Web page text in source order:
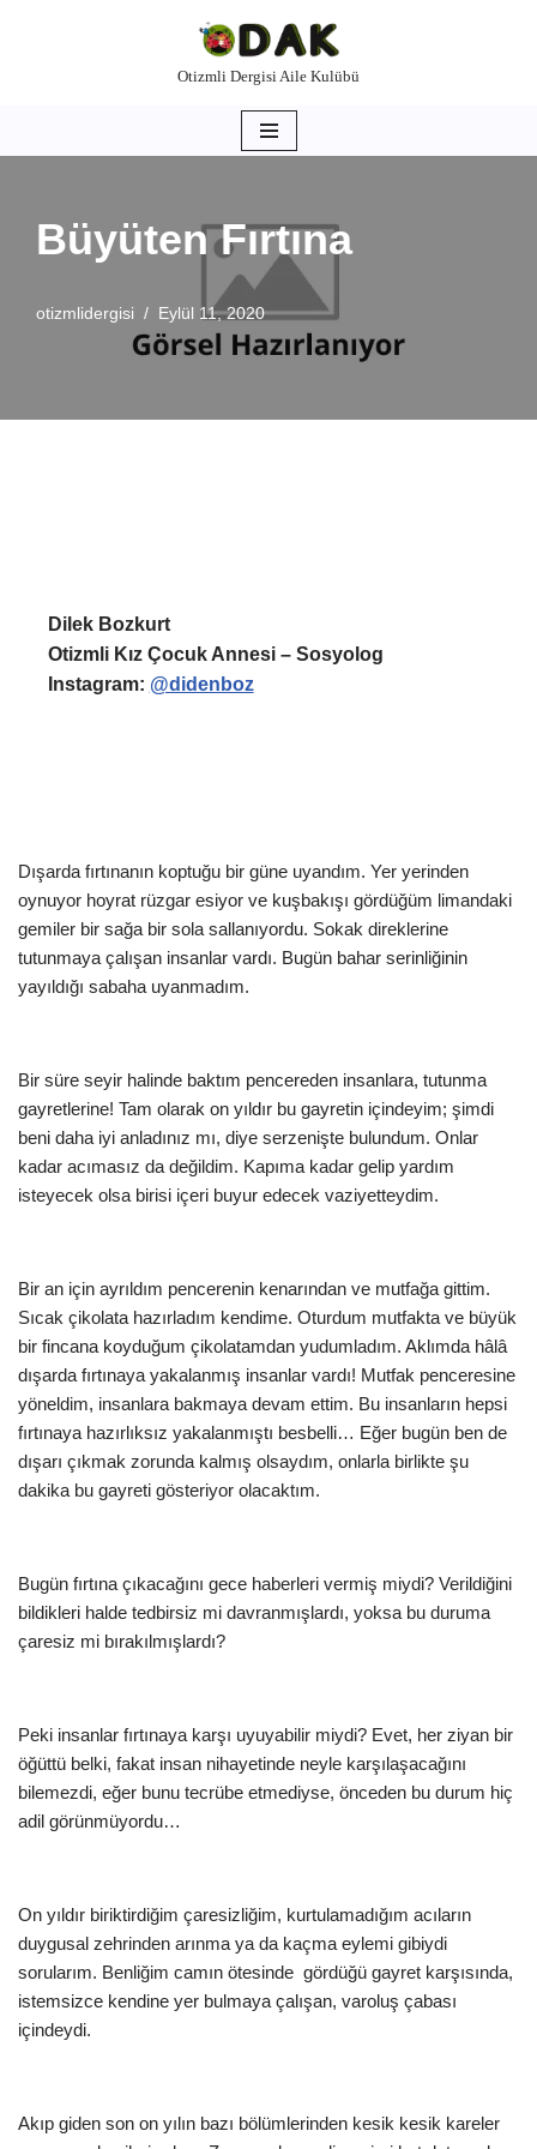
Otizmli Dergisi Aile Kulübü
Büyüten Fırtına
otizmlidergisi Eylül 11, 2020
Dilek Bozkurt
Otizmli Kız Çocuk Annesi – Sosyolog
Instagram: @didenboz
Dışarda fırtınanın koptuğu bir güne uyandım. Yer yerinden
oynuyor hoyrat rüzgar esiyor ve kuşbakışı gördüğüm limandaki
gemiler bir sağa bir sola sallanıyordu. Sokak direklerine
tutunmaya çalışan insanlar vardı. Bugün bahar serinliğinin
yayıldığı sabaha uyanmadım.
Bir süre seyir halinde baktım pencereden insanlara, tutunma
gayretlerine! Tam olarak on yıldır bu gayretin içindeyim; şimdi
beni daha iyi anladınız mı, diye serzenişte bulundum. Onlar
kadar acımasız da değildim. Kapıma kadar gelip yardım
isteyecek olsa birisi içeri buyur edecek vaziyetteydim.
Bir an için ayrıldım pencerenin kenarından ve mutfağa gittim.
Sıcak çikolata hazırladım kendime. Oturdum mutfakta ve büyük
bir fincana koyduğum çikolatamdan yudumladım. Aklımda hâlâ
dışarda fırtınaya yakalanmış insanlar vardı! Mutfak penceresine
yöneldim, insanlara bakmaya devam ettim. Bu insanların hepsi
fırtınaya hazırlıksız yakalanmıştı besbelli… Eğer bugün ben de
dışarı çıkmak zorunda kalmış olsaydım, onlarla birlikte şu
dakika bu gayreti gösteriyor olacaktım.
Bugün fırtına çıkacağını gece haberleri vermiş miydi? Verildiğini
bildikleri halde tedbirsiz mi davranmışlardı, yoksa bu duruma
çaresiz mi bırakılmışlardı?
Peki insanlar fırtınaya karşı uyuyabilir miydi? Evet, her ziyan bir
öğüttü belki, fakat insan nihayetinde neyle karşılaşacağını
bilemezdi, eğer bunu tecrübe etmediyse, önceden bu durum hiç
adil görünmüyordu…
On yıldır biriktirdiğim çaresizliğim, kurtulamadığım acıların
duygusal zehrinden arınma ya da kaçma eylemi gibiydi
sorularım. Benliğim camın ötesinde gördüğü gayret karşısında,
istemsizce kendine yer bulmaya çalışan, varoluş çabası
içindeydi.
Akıp giden son on yılın bazı bölümlerinden kesik kesik kareler